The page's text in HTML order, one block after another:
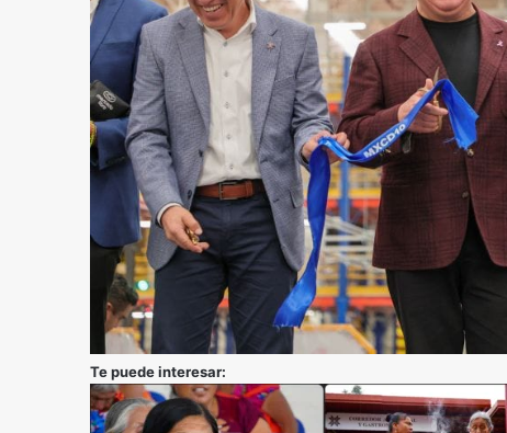
Te puede interesar: